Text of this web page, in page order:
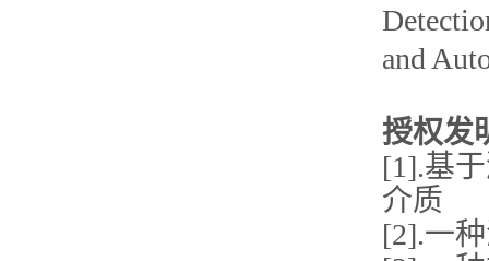
and
授权发
[1].基
介质
[2].一